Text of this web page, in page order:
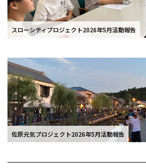
スローシティプロジェクト2026年5月活動報告
佐原元気プロジェクト2026年5月活動報告